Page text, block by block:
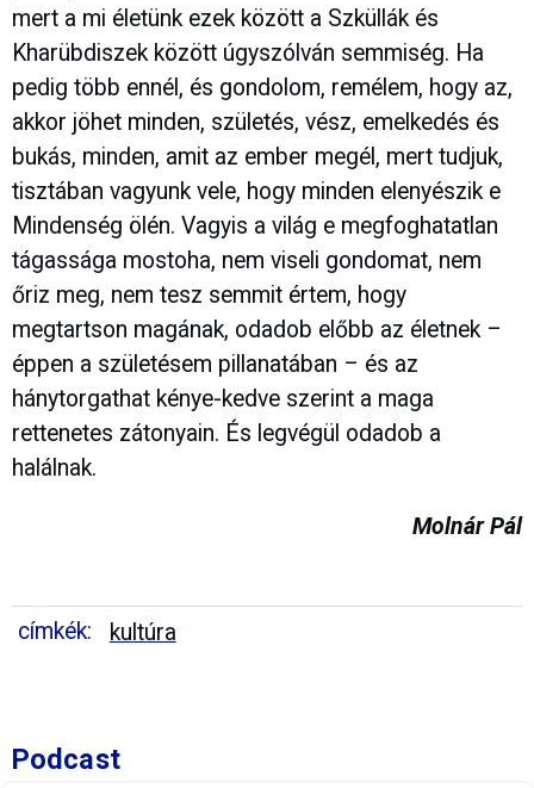
mert a mi életünk ezek között a Szküllák és
Kharübdiszek között úgyszólván semmiség. Ha
pedig több ennél, és gondolom, remélem, hogy az,
akkor jöhet minden, születés, vész, emelkedés és
bukás, minden, amit az ember megél, mert tudjuk,
tisztában vagyunk vele, hogy minden elenyészik e
Mindenség ölén. Vagyis a világ e megfoghatatlan
tágassága mostoha, nem viseli gondomat, nem
őriz meg, nem tesz semmit értem, hogy
megtartson magának, odadob előbb az életnek –
éppen a születésem pillanatában – és az
hánytorgathat kénye-kedve szerint a maga
rettenetes zátonyain. És legvégül odadob a
halálnak.
Molnár Pál
címkék: kultúra
Podcast